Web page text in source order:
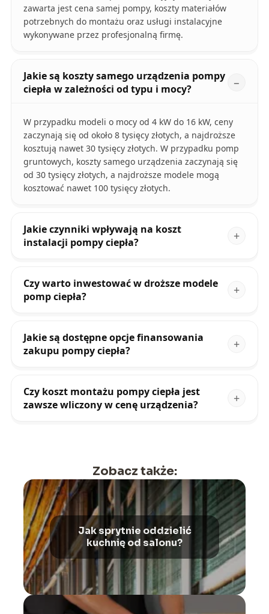
zawarta jest cena samej pompy, koszty materiałów
potrzebnych do montażu oraz usługi instalacyjne
wykonywane przez profesjonalną firmę.
Jakie są koszty samego urządzenia pompy
ciepła w zależności od typu i mocy?
W przypadku modeli o mocy od 4 kW do 16 kW, ceny
zaczynają się od około 8 tysięcy złotych, a najdroższe
kosztują nawet 30 tysięcy złotych. W przypadku pomp
gruntowych, koszty samego urządzenia zaczynają się
od 30 tysięcy złotych, a najdroższe modele mogą
kosztować nawet 100 tysięcy złotych.
Jakie czynniki wpływają na koszt
instalacji pompy ciepła?
Czy warto inwestować w droższe modele
pomp ciepła?
Jakie są dostępne opcje finansowania
zakupu pompy ciepła?
Czy koszt montażu pompy ciepła jest
zawsze wliczony w cenę urządzenia?
Zobacz także:
Jak sprytnie oddzielić
kuchnię od salonu?